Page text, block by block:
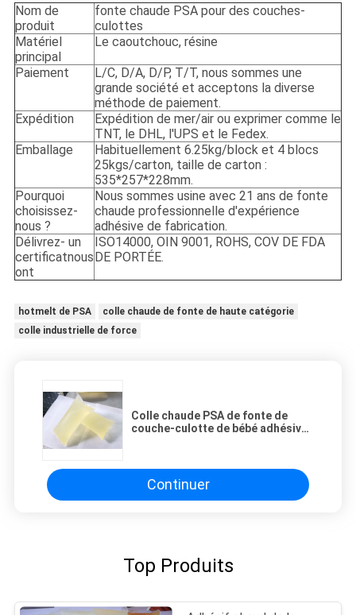
Nom de
produit
fonte chaude PSA pour des couches-
culottes
Matériel
principal
Le caoutchouc, résine
Paiement
L/C, D/A, D/P, T/T, nous sommes une
grande société et acceptons la diverse
méthode de paiement.
Expédition
Expédition de mer/air ou exprimer comme le
TNT, le DHL, l'UPS et le Fedex.
Emballage
Habituellement 6.25kg/block et 4 blocs
25kgs/carton, taille de carton :
535*257*228mm.
Pourquoi
choisissez-
nous ?
Nous sommes usine avec 21 ans de fonte
chaude professionnelle d'expérience
adhésive de fabrication.
Délivrez- un
certificatnous
ont
ISO14000, OIN 9001, ROHS, COV DE FDA
DE PORTÉE.
hotmelt de PSA
colle chaude de fonte de haute catégorie
colle industrielle de force
Colle chaude PSA de fonte de
couche-culotte de bébé adhésive
Continuer
Top Produits